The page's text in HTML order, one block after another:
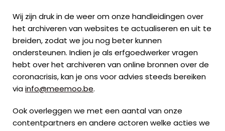
Wij zijn druk in de weer om onze handleidingen over
het archiveren van websites te actualiseren en uit te
breiden, zodat we jou nog beter kunnen
ondersteunen. Indien je als erfgoedwerker vragen
hebt over het archiveren van online bronnen over de
coronacrisis, kan je ons voor advies steeds bereiken
viainfo@meemoo.be.
Ook overleggen we met een aantal van onze
contentpartners en andere actoren welke acties we